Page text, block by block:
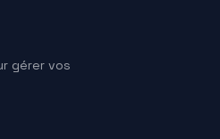
gérer vos